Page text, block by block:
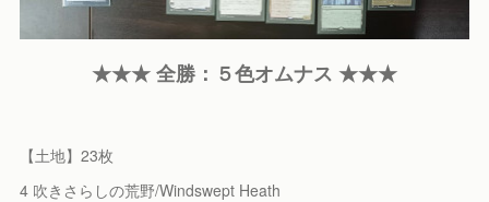
★★★ 全勝：５色オムナス ★★★
【土地】23枚
4 吹きさらしの荒野/Windswept Heath